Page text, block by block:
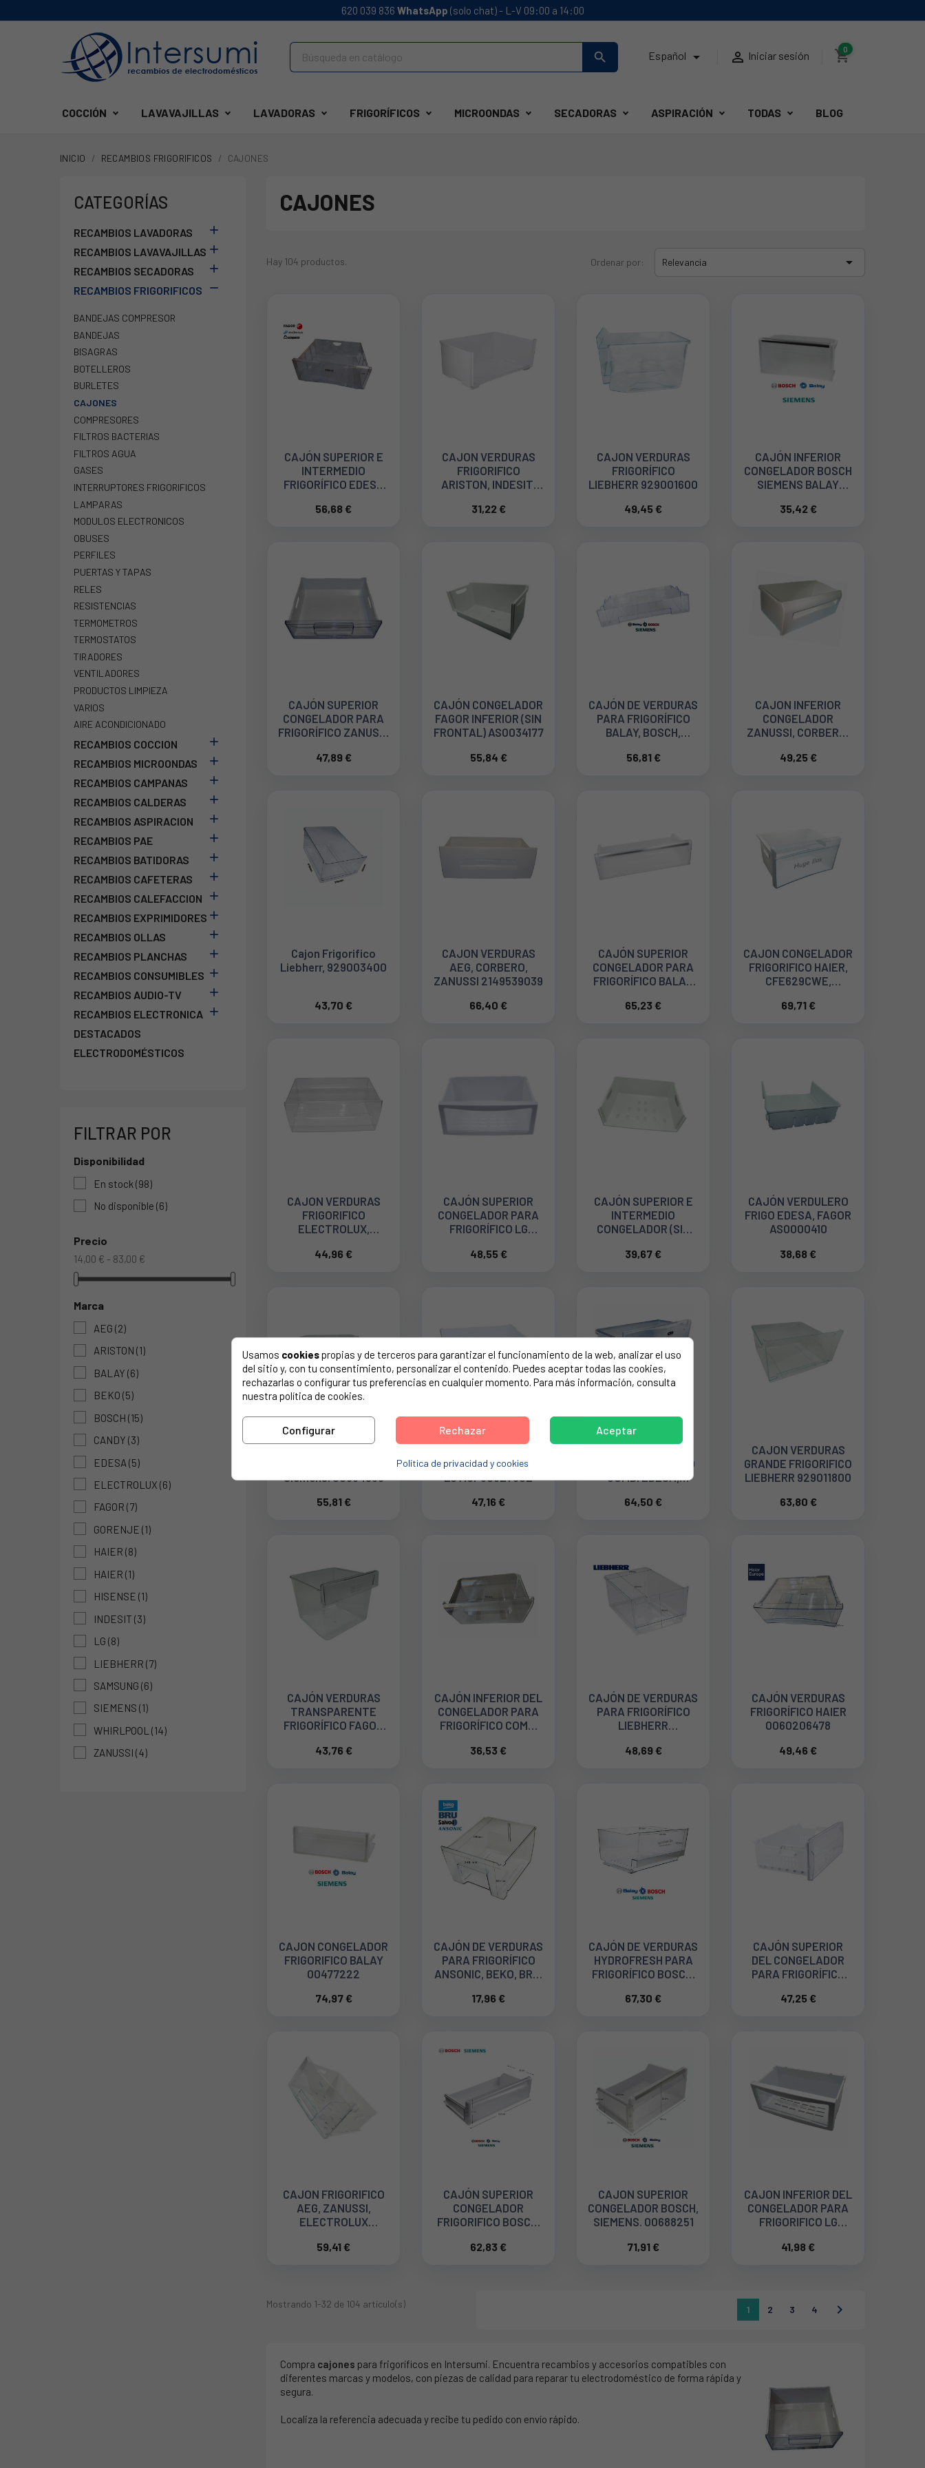
620 039 836 WhatsApp (solo chat) - L-V 09:00 a 14:00
search Español   Iniciar sesión shopping_cart
0
COCCIÓN LAVAVAJILLAS LAVADORAS FRIGORÍFICOS MICROONDAS SECADORAS ASPIRACIÓN TODAS BLOG
INICIO RECAMBIOS FRIGORIFICOS CAJONES
CATEGORÍAS
RECAMBIOS LAVADORAS 
RECAMBIOS LAVAVAJILLAS 
RECAMBIOS SECADORAS 
RECAMBIOS FRIGORIFICOS 
BANDEJAS COMPRESOR
BANDEJAS
BISAGRAS
BOTELLEROS
BURLETES
CAJONES
COMPRESORES
FILTROS BACTERIAS
FILTROS AGUA
GASES
INTERRUPTORES FRIGORIFICOS
LAMPARAS
MODULOS ELECTRONICOS
OBUSES
PERFILES
PUERTAS Y TAPAS
RELES
RESISTENCIAS
TERMOMETROS
TERMOSTATOS
TIRADORES
VENTILADORES
PRODUCTOS LIMPIEZA
VARIOS
AIRE ACONDICIONADO
RECAMBIOS COCCION 
RECAMBIOS MICROONDAS 
RECAMBIOS CAMPANAS 
RECAMBIOS CALDERAS 
RECAMBIOS ASPIRACION 
RECAMBIOS PAE 
RECAMBIOS BATIDORAS 
RECAMBIOS CAFETERAS 
RECAMBIOS CALEFACCION 
RECAMBIOS EXPRIMIDORES 
RECAMBIOS OLLAS 
RECAMBIOS PLANCHAS 
RECAMBIOS CONSUMIBLES 
RECAMBIOS AUDIO-TV 
RECAMBIOS ELECTRONICA 
DESTACADOS
ELECTRODOMÉSTICOS
FILTRAR POR
Disponibilidad
En stock (98)
No disponible (6)
Precio
14,00 € - 83,00 €
Marca
AEG (2)
ARISTON (1)
BALAY (6)
BEKO (5)
BOSCH (15)
CANDY (3)
EDESA (5)
ELECTROLUX (6)
FAGOR (7)
GORENJE (1)
HAIER (8)
HAIER (1)
HISENSE (1)
INDESIT (3)
LG (8)
LIEBHERR (7)
SAMSUNG (6)
SIEMENS (1)
WHIRLPOOL (14)
ZANUSSI (4)
CAJONES
Hay 104 productos. Ordenar por: Relevancia 
CAJÓN SUPERIOR E
INTERMEDIO
FRIGORÍFICO EDESA
SUSTITUTO COLOR
56,68 €
CAJON VERDURAS
FRIGORIFICO
ARISTON, INDESIT,
508X184X290
31,22 €
CAJON VERDURAS
FRIGORÍFICO
LIEBHERR 929001600
49,45 €
CAJÓN INFERIOR
CONGELADOR BOSCH
SIEMENS BALAY
35,42 €
CAJÓN SUPERIOR
CONGELADOR PARA
FRIGORÍFICO ZANUSSI
47,89 €
CAJÓN CONGELADOR
FAGOR INFERIOR (SIN
FRONTAL) AS0034177
55,84 €
CAJÓN DE VERDURAS
PARA FRIGORÍFICO
BALAY, BOSCH,
56,81 €
CAJON INFERIOR
CONGELADOR
ZANUSSI, CORBERO,
49,25 €
Cajon Frigorifico
Liebherr, 929003400
43,70 €
CAJON VERDURAS
AEG, CORBERO,
ZANUSSI 2149539039
66,40 €
CAJÓN SUPERIOR
CONGELADOR PARA
FRIGORÍFICO BALAY,
00688453
65,23 €
CAJON CONGELADOR
FRIGORIFICO HAIER,
CFE629CWE,
69,71 €
CAJON VERDURAS
FRIGORIFICO
ELECTROLUX,
44,96 €
CAJÓN SUPERIOR
CONGELADOR PARA
FRIGORÍFICO LG
48,55 €
CAJÓN SUPERIOR E
INTERMEDIO
CONGELADOR (SIN
FRIGORÍFICO FAGOR
39,67 €
CAJÓN VERDULERO
FRIGO EDESA, FAGOR
AS0000410
38,68 €
Siemens. 00354938
55,81 €
CONGELADOR COMBI
LG AJP30627502
47,16 €
CONGELADOR FRIGO
COMBI EDESA,
ST0029067
64,50 €
CAJON VERDURAS
GRANDE FRIGORIFICO
LIEBHERR 929011800
63,80 €
CAJÓN VERDURAS
TRANSPARENTE
FRIGORÍFICO FAGOR
43,76 €
CAJÓN INFERIOR DEL
CONGELADOR PARA
FRIGORÍFICO COMBI
36,53 €
CAJÓN DE VERDURAS
PARA FRIGORÍFICO
LIEBHERR
48,69 €
CAJÓN VERDURAS
FRIGORÍFICO HAIER
0060206478
49,46 €
CAJON CONGELADOR
FRIGORIFICO BALAY
00477222
74,97 €
CAJÓN DE VERDURAS
PARA FRIGORÍFICO
ANSONIC, BEKO, BRU,
17,96 €
CAJÓN DE VERDURAS
HYDROFRESH PARA
FRIGORÍFICO BOSCH,
67,30 €
CAJÓN SUPERIOR
DEL CONGELADOR
PARA FRIGORÍFICO
47,25 €
CAJON FRIGORIFICO
AEG, ZANUSSI,
ELECTROLUX
59,41 €
CAJÓN SUPERIOR
CONGELADOR
FRIGORIFICO BOSCH,
35BS1379
62,83 €
CAJON SUPERIOR
CONGELADOR BOSCH,
SIEMENS. 00688251
71,91 €
CAJON INFERIOR DEL
CONGELADOR PARA
FRIGORIFICO LG
41,98 €
Mostrando 1-32 de 104 artículo(s) 1 2 3 4 
Compra cajones para frigoríficos en Intersumi. Encuentra recambios y accesorios compatibles con
diferentes marcas y modelos, con piezas de calidad para reparar tu electrodoméstico de forma rápida y
segura.
Localiza la referencia adecuada y recibe tu pedido con envío rápido.
Usamos cookiespropias y de terceros para garantizar el funcionamiento de la web, analizar el uso
del sitio y, con tu consentimiento, personalizar el contenido. Puedes aceptar todas las cookies,
rechazarlas o configurar tus preferencias en cualquier momento. Para más información, consulta
nuestra política de cookies.
Configurar Rechazar Aceptar
Política de privacidad y cookies